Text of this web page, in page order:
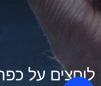
לוחצים על